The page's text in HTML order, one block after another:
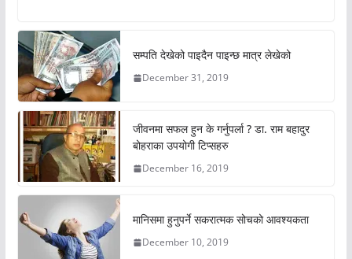
सम्पति देखेको पाइदैन पाइन्छ मात्र लेखेको
December 31, 2019
जीवनमा सफल हुन के गर्नुपर्ला ? डा. राम बहादुर
बोहराका उपयोगी टिप्सहरु
December 16, 2019
मानिसमा हुनुपर्ने सकरात्मक सोचको आवश्यकता
December 10, 2019